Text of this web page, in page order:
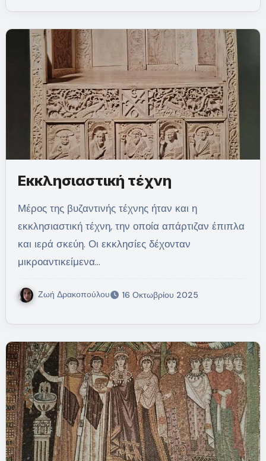
Εκκλησιαστική τέχνη
Μέρος της βυζαντινής τέχνης ήταν και η
εκκλησιαστική τέχνη, την οποία απάρτιζαν έπιπλα
και ιερά σκεύη. Οι εκκλησίες δέχονταν
μικροαντικείμενα…
Ζωή Δρακοπούλου 16 Οκτωβρίου 2025